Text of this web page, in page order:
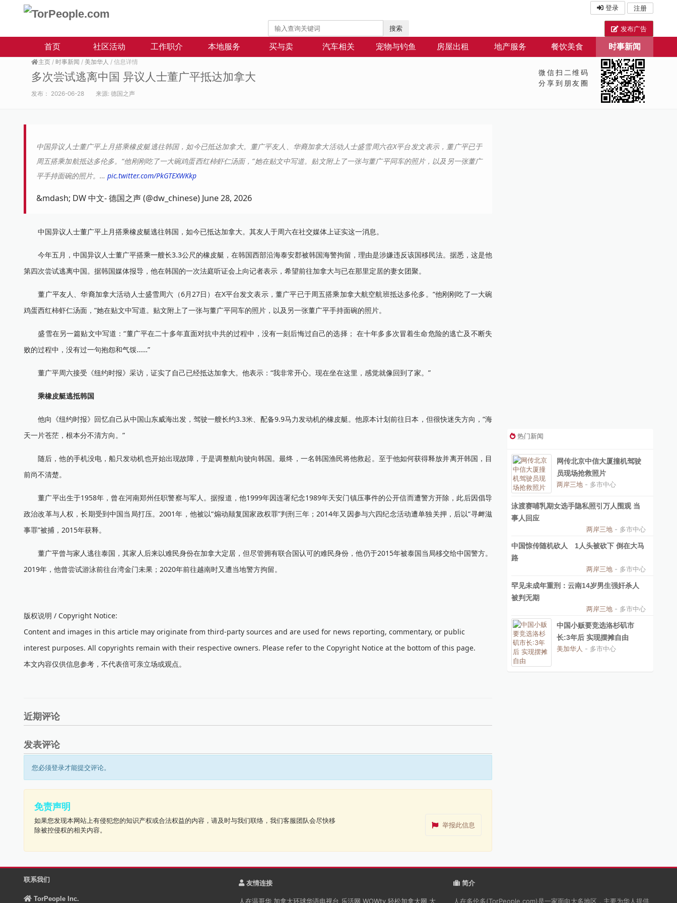
搜索
登录 注册
发布广告
首页 社区活动 工作职介 本地服务 买与卖 汽车相关 宠物与钓鱼 房屋出租 地产服务 餐饮美食 时事新闻
主页 / 时事新闻 / 美加华人 / 信息详情
多次尝试逃离中国 异议人士董广平抵达加拿大
发布： 2026-06-28 来源: 德国之声
微信扫二维码
分享到朋友圈
中国异议人士董广平上月搭乘橡皮艇逃往韩国，如今已抵达加拿大。董广平友人、华裔加拿大活动人士盛雪周六在X平台发文表示，董广平已于
周五搭乘加航抵达多伦多。“他刚刚吃了一大碗鸡蛋西红柿虾仁汤面，”她在贴文中写道。贴文附上了一张与董广平同车的照片，以及另一张董广
平手持面碗的照片。… pic.twitter.com/PkGTEXWKkp
&mdash; DW 中文- 德国之声 (@dw_chinese) June 28, 2026
中国异议人士董广平上月搭乘橡皮艇逃往韩国，如今已抵达加拿大。其友人于周六在社交媒体上证实这一消息。
今年五月，中国异议人士董广平搭乘一艘长3.3公尺的橡皮艇，在韩国西部沿海泰安郡被韩国海警拘留，理由是涉嫌违反该国移民法。据悉，这是他
第四次尝试逃离中国。据韩国媒体报导，他在韩国的一次法庭听证会上向记者表示，希望前往加拿大与已在那里定居的妻女团聚。
董广平友人、华裔加拿大活动人士盛雪周六（6月27日）在X平台发文表示，董广平已于周五搭乘加拿大航空航班抵达多伦多。“他刚刚吃了一大碗
鸡蛋西红柿虾仁汤面，”她在贴文中写道。贴文附上了一张与董广平同车的照片，以及另一张董广平手持面碗的照片。
盛雪在另一篇贴文中写道：“董广平在二十多年直面对抗中共的过程中，没有一刻后悔过自己的选择； 在十年多多次冒着生命危险的逃亡及不断失
败的过程中，没有过一句抱怨和气馁……”
董广平周六接受《纽约时报》采访，证实了自己已经抵达加拿大。他表示：“我非常开心。现在坐在这里，感觉就像回到了家。”
乘橡皮艇逃抵韩国
他向《纽约时报》回忆自己从中国山东威海出发，驾驶一艘长约3.3米、配备9.9马力发动机的橡皮艇。他原本计划前往日本，但很快迷失方向，“海
天一片苍茫，根本分不清方向。”
随后，他的手机没电，船只发动机也开始出现故障，于是调整航向驶向韩国。最终，一名韩国渔民将他救起。至于他如何获得释放并离开韩国，目
前尚不清楚。
董广平出生于1958年，曾在河南郑州任职警察与军人。据报道，他1999年因连署纪念1989年天安门镇压事件的公开信而遭警方开除，此后因倡导
政治改革与人权，长期受到中国当局打压。2001年，他被以“煽动颠复国家政权罪”判刑三年；2014年又因参与六四纪念活动遭单独关押，后以“寻衅滋
事罪”被捕，2015年获释。
董广平曾与家人逃往泰国，其家人后来以难民身份在加拿大定居，但尽管拥有联合国认可的难民身份，他仍于2015年被泰国当局移交给中国警方。
2019年，他曾尝试游泳前往台湾金门未果；2020年前往越南时又遭当地警方拘留。
版权说明 / Copyright Notice:
Content and images in this article may originate from third-party sources and are used for news reporting, commentary, or public
interest purposes. All copyrights remain with their respective owners. Please refer to the Copyright Notice at the bottom of this page.
本文内容仅供信息参考，不代表倍可亲立场或观点。
近期评论
发表评论
您必须登录才能提交评论。
免责声明
如果您发现本网站上有侵犯您的知识产权或合法权益的内容，请及时与我们联络，我们客服团队会尽快移
除被控侵权的相关内容。
举报此信息
热门新闻
网传北京中信大厦撞机驾驶
员现场抢救照片
两岸三地 - 多市中心
泳渡赛哺乳期女选手隐私照引万人围观 当
事人回应
两岸三地 - 多市中心
中国惊传随机砍人 1人头被砍下 倒在大马
路
两岸三地 - 多市中心
罕见未成年重刑：云南14岁男生强奸杀人
被判无期
两岸三地 - 多市中心
中国小贩要竞选洛杉矶市
长:3年后 实现摆摊自由
美加华人 - 多市中心
联系我们
TorPeople Inc.
友情连接
人在温哥华 加拿大环球华语电视台 乐活网 WOWtv 轻松加拿大网 大
简介
人在多伦多(TorPeople.com)是一家面向大多地区，主要为华人提供